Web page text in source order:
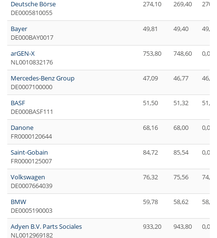
Deutsche Börse
DE0005810055
274,10 269,40
Bayer
DE000BAY0017
49,81 49,40 49,21
arGEN-X
NL0010832176
753,80 748,60 0,00
Mercedes-Benz Group
DE0007100000
47,09 46,77 46,47
BASF
DE000BASF111
51,50 51,32 51,23
Danone
FR0000120644
68,16 68,00 0,00
Saint-Gobain
FR0000125007
84,72 85,54 0,00
Volkswagen
DE0007664039
76,32 75,56 74,72
BMW
DE0005190003
59,78 58,62 58,32
Adyen B.V. Parts Sociales
NL0012969182
933,20 943,80 0,00